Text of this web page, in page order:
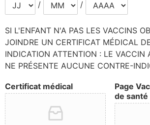
/
/
SI L'ENFANT N'A PAS LES VACCINS
JOINDRE UN CERTIFICAT MÉDICAL
INDICATION ATTENTION : LE VACCIN
NE PRÉSENTE AUCUNE CONTRE-
Certificat médical
Page
de santé